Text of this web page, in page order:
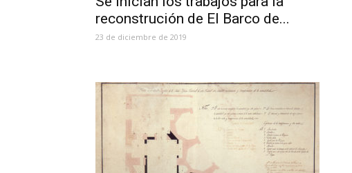
reconstrución de El Barco de...
23 de diciembre de 2019